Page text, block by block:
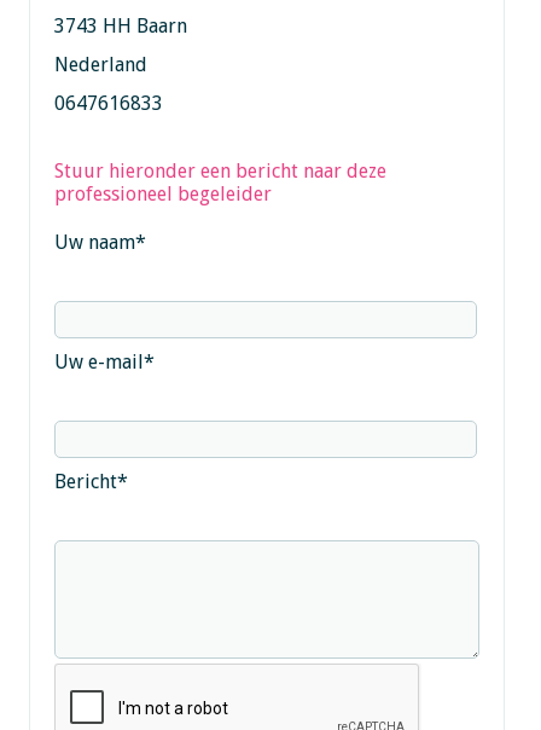
3743 HH Baarn
Nederland
0647616833
Stuur hieronder een bericht naar deze
professioneel begeleider
Uw naam*
Uw e-mail*
Bericht*